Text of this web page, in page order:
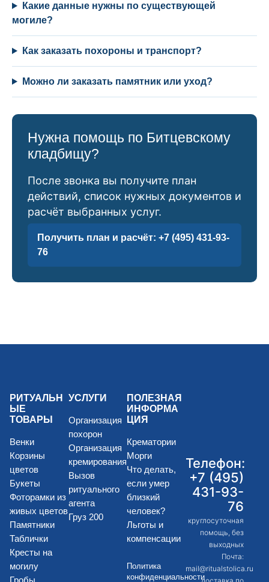
Какие данные нужны по существующей
могиле?
Как заказать похороны и транспорт?
Можно ли заказать памятник или уход?
Нужна помощь по Битцевскому
кладбищу?
После звонка вы получите план
действий, список нужных документов и
расчёт выбранных услуг.
Получить план и расчёт: +7 (495) 431-93-
76
РИТУАЛЬН
ЫЕ
ТОВАРЫ
Венки
Корзины
цветов
Букеты
Фоторамки из
живых цветов
Памятники
Таблички
Кресты на
могилу
Гробы
УСЛУГИ
Организация
похорон
Организация
кремирования
Вызов
ритуального
агента
Груз 200
ПОЛЕЗНАЯ
ИНФОРМА
ЦИЯ
Крематории
Морги
Что делать,
если умер
близкий
человек?
Льготы и
компенсации
Политика
конфиденциальности
Телефон:
+7 (495)
431-93-
76
круглосуточная
помощь, без
выходных
Почта:
mail@ritualstolica.ru